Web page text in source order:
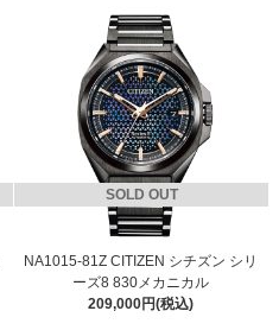
SOLD OUT
NA1015-81Z CITIZEN シチズン シリ
ーズ8 830メカニカル
209,000円(税込)